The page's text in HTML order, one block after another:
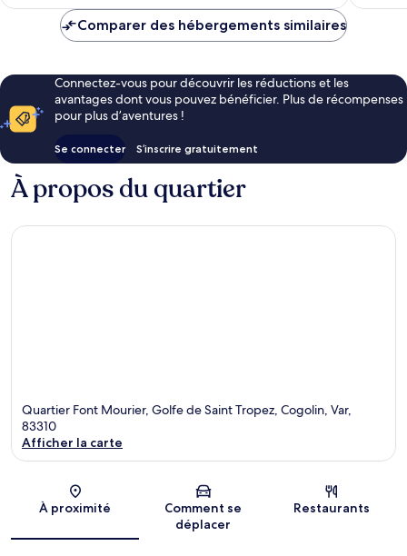
de
Comparer des hébergements similaires
Connectez-vous pour découvrir les réductions et les
avantages dont vous pouvez bénéficier. Plus de récompenses
pour plus d’aventures !
Se connecter S’inscrire gratuitement
À propos du quartier
Quartier Font Mourier, Golfe de Saint Tropez, Cogolin, Var,
83310
Afficher la carte
À proximité
Comment se
déplacer
Restaurants